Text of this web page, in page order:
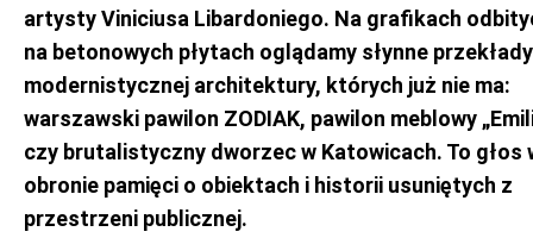
artysty Viniciusa Libardoniego. Na grafikach
na betonowych płytach oglądamy słynne przekłady
modernistycznej architektury, których już nie ma:
warszawski pawilon ZODIAK, pawilon meblowy
czy brutalistyczny dworzec w Katowicach. To głos
obronie pamięci o obiektach i historii usuniętych z
przestrzeni publicznej.